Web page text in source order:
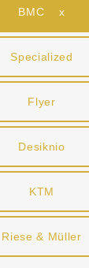
BMC x
Specialized
Flyer
Desiknio
KTM
Riese & Müller